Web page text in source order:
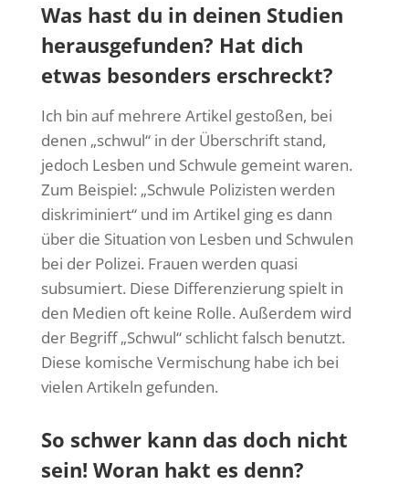
Was hast du in deinen Studien
herausgefunden? Hat dich
etwas besonders erschreckt?
Ich bin auf mehrere Artikel gestoßen, bei
denen „schwul“ in der Überschrift stand,
jedoch Lesben und Schwule gemeint waren.
Zum Beispiel: „Schwule Polizisten werden
diskriminiert“ und im Artikel ging es dann
über die Situation von Lesben und Schwulen
bei der Polizei. Frauen werden quasi
subsumiert. Diese Differenzierung spielt in
den Medien oft keine Rolle. Außerdem wird
der Begriff „Schwul“ schlicht falsch benutzt.
Diese komische Vermischung habe ich bei
vielen Artikeln gefunden.
So schwer kann das doch nicht
sein! Woran hakt es denn?